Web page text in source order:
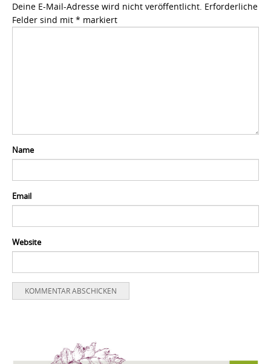
Deine E-Mail-Adresse wird nicht veröffentlicht. Erforderliche
Felder sind mit * markiert
Name
Email
Website